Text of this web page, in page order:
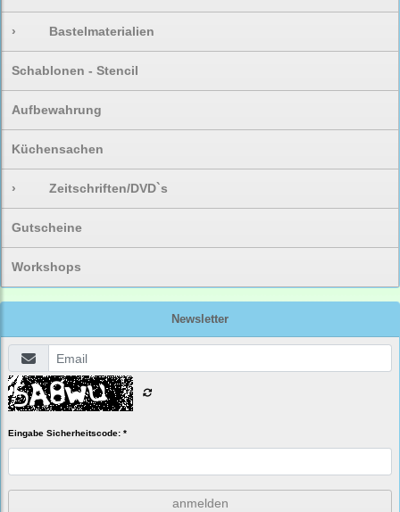
› Bastelmaterialien
Schablonen - Stencil
Aufbewahrung
Küchensachen
› Zeitschriften/DVD`s
Gutscheine
Workshops
Newsletter
Eingabe Sicherheitscode: *
anmelden